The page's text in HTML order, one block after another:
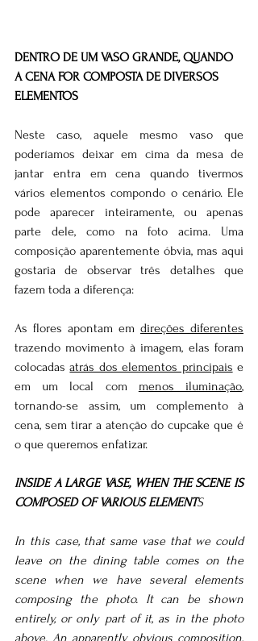
DENTRO DE UM VASO GRANDE, QUANDO
A CENA FOR COMPOSTA DE DIVERSOS
ELEMENTOS
Neste caso, aquele mesmo vaso que
poderíamos deixar em cima da mesa de
jantar entra em cena quando tivermos
vários elementos compondo o cenário. Ele
pode aparecer inteiramente, ou apenas
parte dele, como na foto acima. Uma
composição aparentemente óbvia, mas aqui
gostaria de observar três detalhes que
fazem toda a diferença:
As flores apontam em direções diferentes
trazendo movimento à imagem, elas foram
colocadas atrás dos elementos principais e
em um local com menos iluminação,
tornando-se assim, um complemento à
cena, sem tirar a atenção do cupcake que é
o que queremos enfatizar.
INSIDE A LARGE VASE, WHEN THE SCENE IS
COMPOSED OF VARIOUS ELEMENTS
In this case, that same vase that we could
leave on the dining table comes on the
scene when we have several elements
composing the photo. It can be shown
entirely, or only part of it, as in the photo
above. An apparently obvious composition,